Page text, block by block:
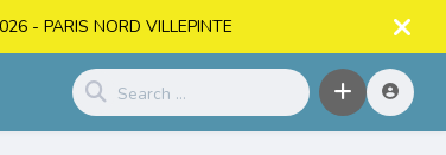
- PARIS NORD VILLEPINTE